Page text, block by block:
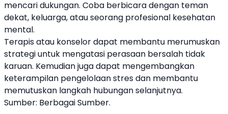
mencari dukungan. Coba berbicara dengan teman
dekat, keluarga, atau seorang profesional kesehatan
mental.
Terapis atau konselor dapat membantu merumuskan
strategi untuk mengatasi perasaan bersalah tidak
karuan. Kemudian juga dapat mengembangkan
keterampilan pengelolaan stres dan membantu
memutuskan langkah hubungan selanjutnya.
Sumber: Berbagai Sumber.